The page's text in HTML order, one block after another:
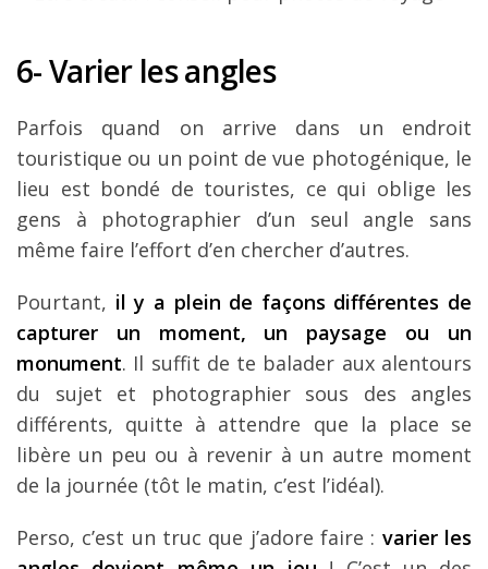
6- Varier les angles
Parfois quand on arrive dans un endroit
touristique ou un point de vue photogénique, le
lieu est bondé de touristes, ce qui oblige les
gens à photographier d’un seul angle sans
même faire l’effort d’en chercher d’autres.
Pourtant, il y a plein de façons différentes de
capturer un moment, un paysage ou un
monument. Il suffit de te balader aux alentours
du sujet et photographier sous des angles
différents, quitte à attendre que la place se
libère un peu ou à revenir à un autre moment
de la journée (tôt le matin, c’est l’idéal).
Perso, c’est un truc que j’adore faire : varier les